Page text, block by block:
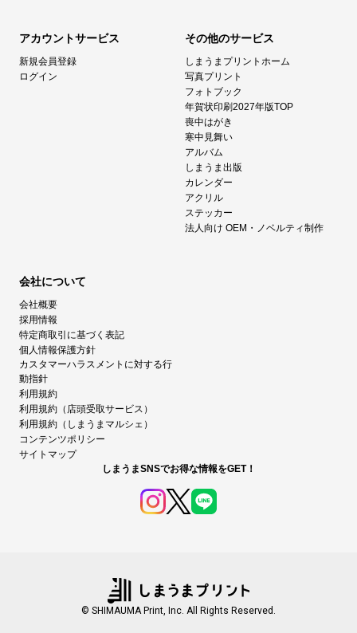
アカウントサービス
新規会員登録
ログイン
その他のサービス
しまうまプリントホーム
写真プリント
フォトブック
年賀状印刷2027年版TOP
喪中はがき
寒中見舞い
アルバム
しまうま出版
カレンダー
アクリル
ステッカー
法人向け OEM・ノベルティ制作
会社について
会社概要
採用情報
特定商取引に基づく表記
個人情報保護方針
カスタマーハラスメントに対する行
動指針
利用規約
利用規約（店頭受取サービス）
利用規約（しまうまマルシェ）
コンテンツポリシー
サイトマップ
しまうまSNSでお得な情報をGET！
© SHIMAUMA Print, Inc. All Rights Reserved.